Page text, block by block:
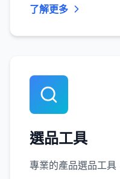
了解更多
選品工具
專業的產品選品工具